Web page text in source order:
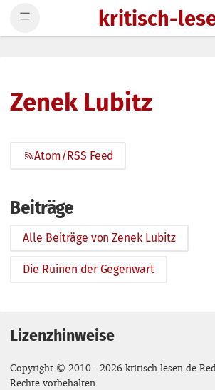
kritisch-
Zenek Lubitz
Atom/RSS Feed
Beiträge
Alle Beiträge von Zenek Lubitz
Die Ruinen der Gegenwart
Lizenzhinweise
Copyright © 2010 - 2026 kritisch-lesen.de
Rechte vorbehalten